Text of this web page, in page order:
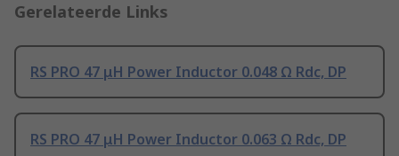
Gerelateerde Links
RS PRO 47 μH Power Inductor 0.048 Ω Rdc, DP
RS PRO 47 μH Power Inductor 0.063 Ω Rdc, DP